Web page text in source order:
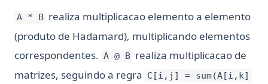
A * B realiza multiplicacao elemento a elemento
(produto de Hadamard), multiplicando elementos
correspondentes. A @ B realiza multiplicacao de
matrizes, seguindo a regra C[i,j] = sum(A[i,k]